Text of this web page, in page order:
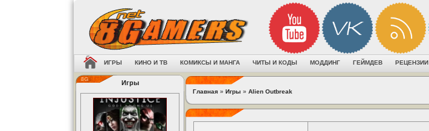
ИГРЫ КИНО И ТВ КОМИКСЫ И МАНГА ЧИТЫ И КОДЫ МОДДИНГ ГЕЙМДЕВ РЕЦЕНЗИИ
Игры
Главная » Игры » Alien Outbreak